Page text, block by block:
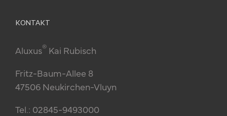
KONTAKT
Aluxus® Kai Rubisch
Fritz-Baum-Allee 8
47506 Neukirchen-Vluyn
Tel.: 02845-9493000